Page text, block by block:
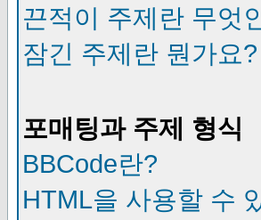
끈적이 주제란 무엇
잠긴 주제란 뭔가요?
포매팅과 주제 형식
BBCode란?
HTML을 사용할 수